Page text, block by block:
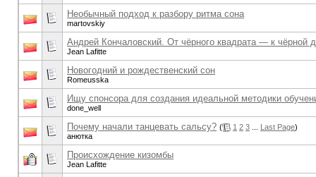
Необычный подход к разбору ритма сона
martovskiy
Андрей Кончаловский. От чёрного квадрата — к чёрной
Jean Lafitte
Новогодний и рождественский сон
Romeusska
Ищу спонсора для создания идеальной методики
done_well
Почему начали танцевать сальсу? ( 1 2 3 Last Page)
анютка
Происхождение кизомбы
Jean Lafitte